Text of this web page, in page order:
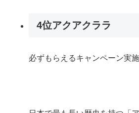
4位アクアクララ
必ずもらえるキャンペーン実施